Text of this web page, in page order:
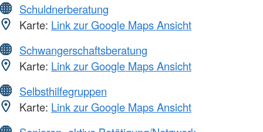
Schuldnerberatung
Karte: Link zur Google Maps Ansicht
Schwangerschaftsberatung
Karte: Link zur Google Maps Ansicht
Selbsthilfegruppen
Karte: Link zur Google Maps Ansicht